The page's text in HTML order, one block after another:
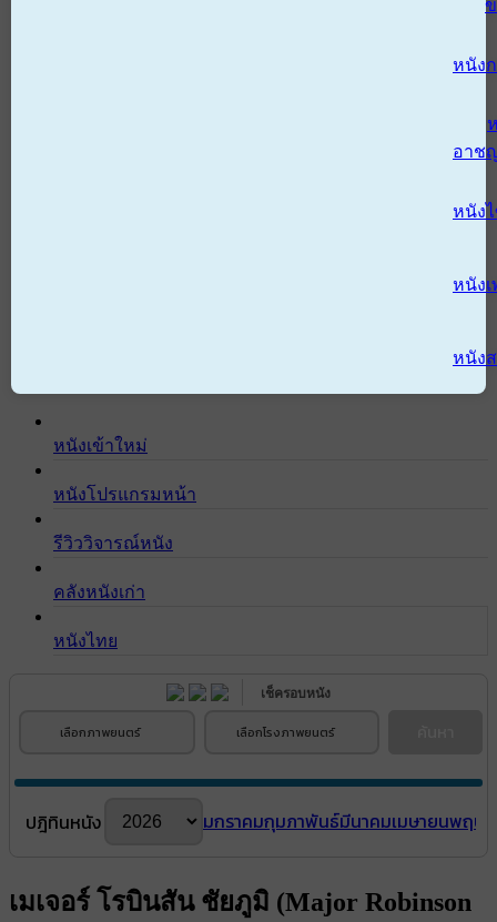
หนัง
อาช
หนัง
หนังเ
หนัง
หนังเข้าใหม่
หนังโปรแกรมหน้า
รีวิววิจารณ์หนัง
คลังหนังเก่า
หนังไทย
เช็ครอบหนัง
เลือกภาพยนตร์ เลือกโรงภาพยนตร์
ปฎิทินหนัง มกราคมกุมภาพันธ์มีนาคมเมษายนพฤษ
เมเจอร์ โรบินสัน ชัยภูมิ (Major Robinson